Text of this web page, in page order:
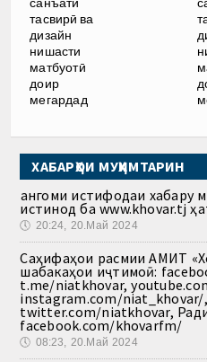
тасвирӣ ва
дизайн
нишасти
матбуотӣ
доир
мегардад
ХАБАРҲОИ МУҲИМТАРИН
Ҳангоми истифодаи хабару
истинод ба www.khovar.tj
🕔 20:24, 20.Май 2024
Саҳифаҳои расмии АМИТ
шабакаҳои иҷтимоӣ:
t.me/niatkhovar,
instagram.com/niat_khovar/,
twitter.com/niatkhovar,
facebook.com/khovarfm/
🕔 08:23, 20.Май 2024